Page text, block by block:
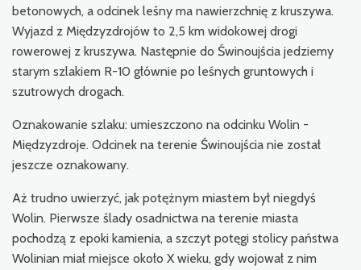
betonowych, a odcinek leśny ma nawierzchnię z kruszywa.
Wyjazd z Międzyzdrojów to 2,5 km widokowej drogi
rowerowej z kruszywa. Następnie do Świnoujścia jedziemy
starym szlakiem R-10 głównie po leśnych gruntowych i
szutrowych drogach.
Oznakowanie szlaku: umieszczono na odcinku Wolin -
Międzyzdroje. Odcinek na terenie Świnoujścia nie został
jeszcze oznakowany.
Aż trudno uwierzyć, jak potężnym miastem był niegdyś
Wolin. Pierwsze ślady osadnictwa na terenie miasta
pochodzą z epoki kamienia, a szczyt potęgi stolicy państwa
Wolinian miał miejsce około X wieku, gdy wojował z nim